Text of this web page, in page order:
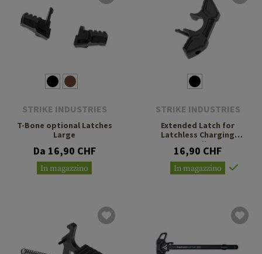
STRIKE INDUSTRIES
T-Bone optional Latches
Large
Da 16,90 CHF
In magazzino
STRIKE INDUSTRIES
Extended Latch for
Latchless Charging
Handle
16,90 CHF
In magazzino